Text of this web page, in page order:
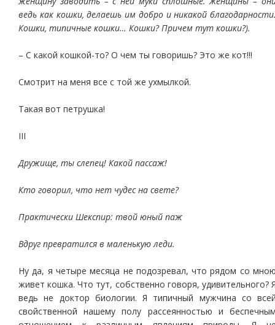
ведь как кошки, делаешь им добро и никакой
Кошки, типичные кошки… Кошки? Причем тут кошки?).
– С какой кошкой-то? О чем ты говоришь? Это же кот!!!
Смотрит на меня все с той же ухмылкой.
Такая вот петрушка!
III
Дружище, ты слепец! Какой пассаж!
Кто говорил, что нет чудес на свете?
Практически Шекспир: твой юный паж
Вдруг превратился в маленькую леди.
Ну да, я четыре месяца не подозревал, что рядом со
живет кошка. Что тут, собственно говоря, удивительного?
ведь не доктор биологии. Я типичный мужчина со
свойственной нашему полу рассеянностью и